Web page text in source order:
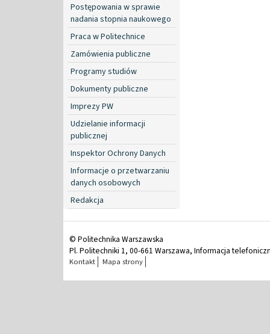
Postępowania w sprawie
nadania stopnia naukowego
Praca w Politechnice
Zamówienia publiczne
Programy studiów
Dokumenty publiczne
Imprezy PW
Udzielanie informacji
publicznej
Inspektor Ochrony Danych
Informacje o przetwarzaniu
danych osobowych
Redakcja
© Politechnika Warszawska
Pl. Politechniki 1, 00-661 Warszawa, Informacja
Kontakt Mapa strony